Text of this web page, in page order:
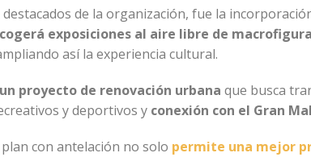
de la organización, fue la
exposiciones al aire libre de
así la experiencia cultural.
proyecto de renovación urbana que busca
y deportivos y conexión con el Gran
con antelación no solo permite una mejor